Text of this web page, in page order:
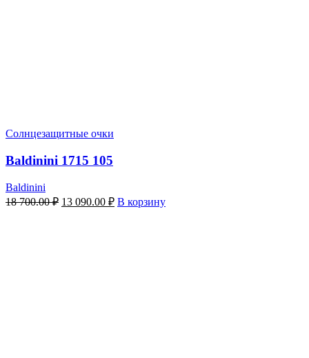
Солнцезащитные очки
Baldinini 1715 105
Baldinini
18 700.00₽ Первоначальная
13 090.00 ₽Текущая
цена:
В корзину